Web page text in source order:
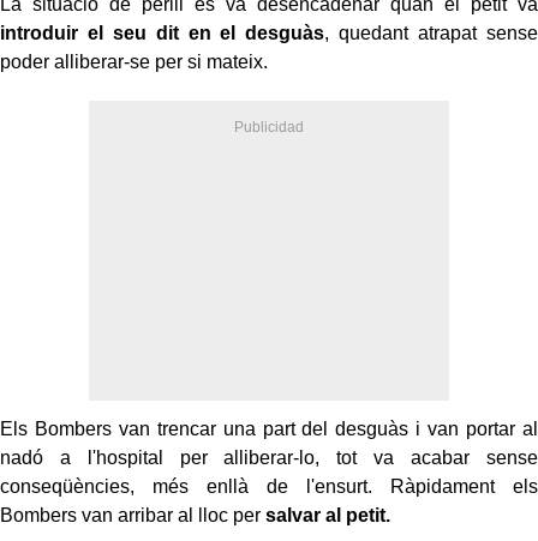
La situació de perill es va desencadenar quan el petit va
introduir el seu dit en el desguàs, quedant atrapat sense
poder alliberar-se per si mateix.
Els Bombers van trencar una part del desguàs i van portar al
nadó a l'hospital per alliberar-lo, tot va acabar sense
conseqüències, més enllà de l'ensurt. Ràpidament els
Bombers van arribar al lloc per salvar al petit.